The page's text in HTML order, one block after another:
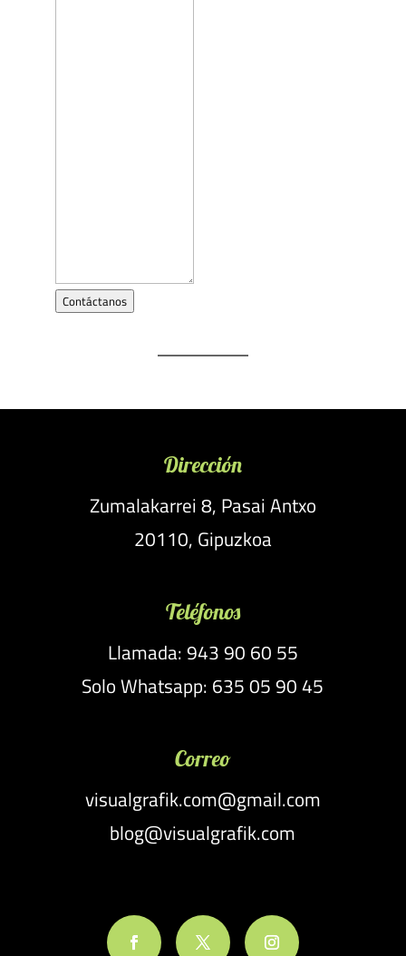
Contáctanos
Dirección
Zumalakarrei 8, Pasai Antxo
20110, Gipuzkoa
Teléfonos
Llamada: 943 90 60 55
Solo Whatsapp: 635 05 90 45
Correo
visualgrafik.com@gmail.com
blog@visualgrafik.com